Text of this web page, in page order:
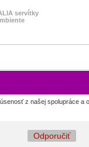
servítky
z našej spolupráce a
Odporučiť